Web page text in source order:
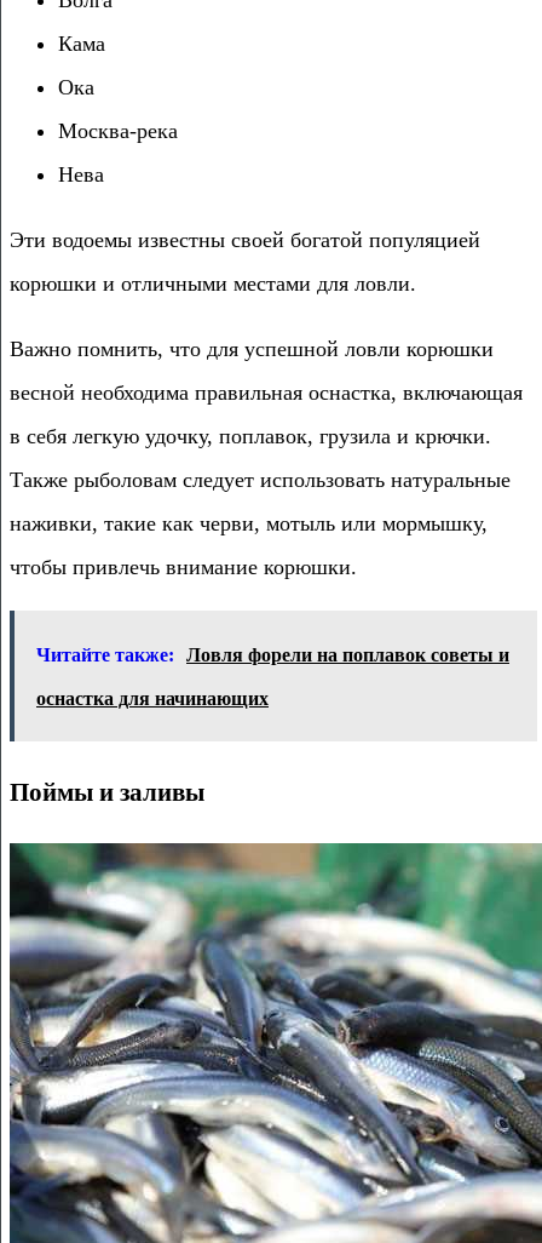
Кама
Ока
Москва-река
Нева
Эти водоемы известны своей богатой популяцией
корюшки и отличными местами для ловли.
Важно помнить, что для успешной ловли корюшки
весной необходима правильная оснастка, включающая
в себя легкую удочку, поплавок, грузила и крючки.
Также рыболовам следует использовать натуральные
наживки, такие как черви, мотыль или мормышку,
чтобы привлечь внимание корюшки.
Читайте также: Ловля форели на поплавок советы и
оснастка для начинающих
Поймы и заливы